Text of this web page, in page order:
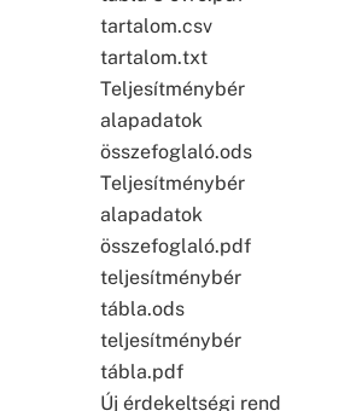
tartalom.csv
tartalom.txt
Teljesítménybér
alapadatok
összefoglaló.ods
Teljesítménybér
alapadatok
összefoglaló.pdf
teljesítménybér
tábla.ods
teljesítménybér
tábla.pdf
Új érdekeltségi rend